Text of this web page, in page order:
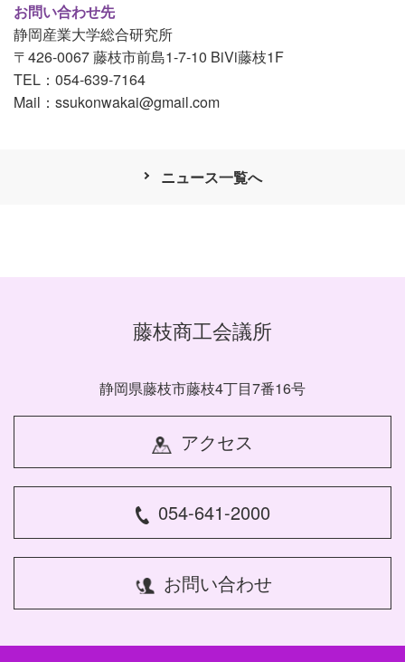
お問い合わせ先
静岡産業大学総合研究所
〒426-0067 藤枝市前島1-7-10 BiVi藤枝1F
TEL：054-639-7164
Mail： ssukonwakai@gmail.com
ニュース一覧へ
藤枝商工会議所
静岡県藤枝市藤枝4丁目7番16号
アクセス
054-641-2000
お問い合わせ